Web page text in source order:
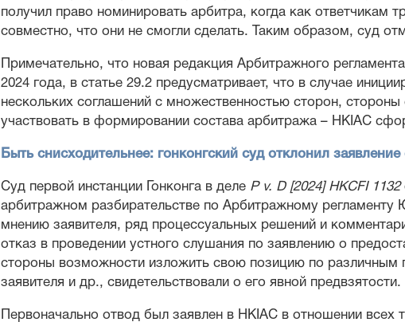
получил право номинировать арбитра, когда как ответчикам
совместно, что они не смогли сделать. Таким образом, суд
Примечательно, что новая редакция Арбитражного
2024 года, в статье 29.2 предусматривает, что в случае
нескольких соглашений с множественностью сторон,
участвовать в формировании состава арбитража – HKIAC
Быть снисходительнее: гонконгский суд отклонил
Суд первой инстанции Гонконга в деле P v. D [2024] HKCFI 1132
арбитражном разбирательстве по Арбитражному
мнению заявителя, ряд процессуальных решений и
отказ в проведении устного слушания по заявлению о
стороны возможности изложить свою позицию по различным
заявителя и др., свидетельствовали о его явной предвзятости.
Первоначально отвод был заявлен в HKIAC в отношении